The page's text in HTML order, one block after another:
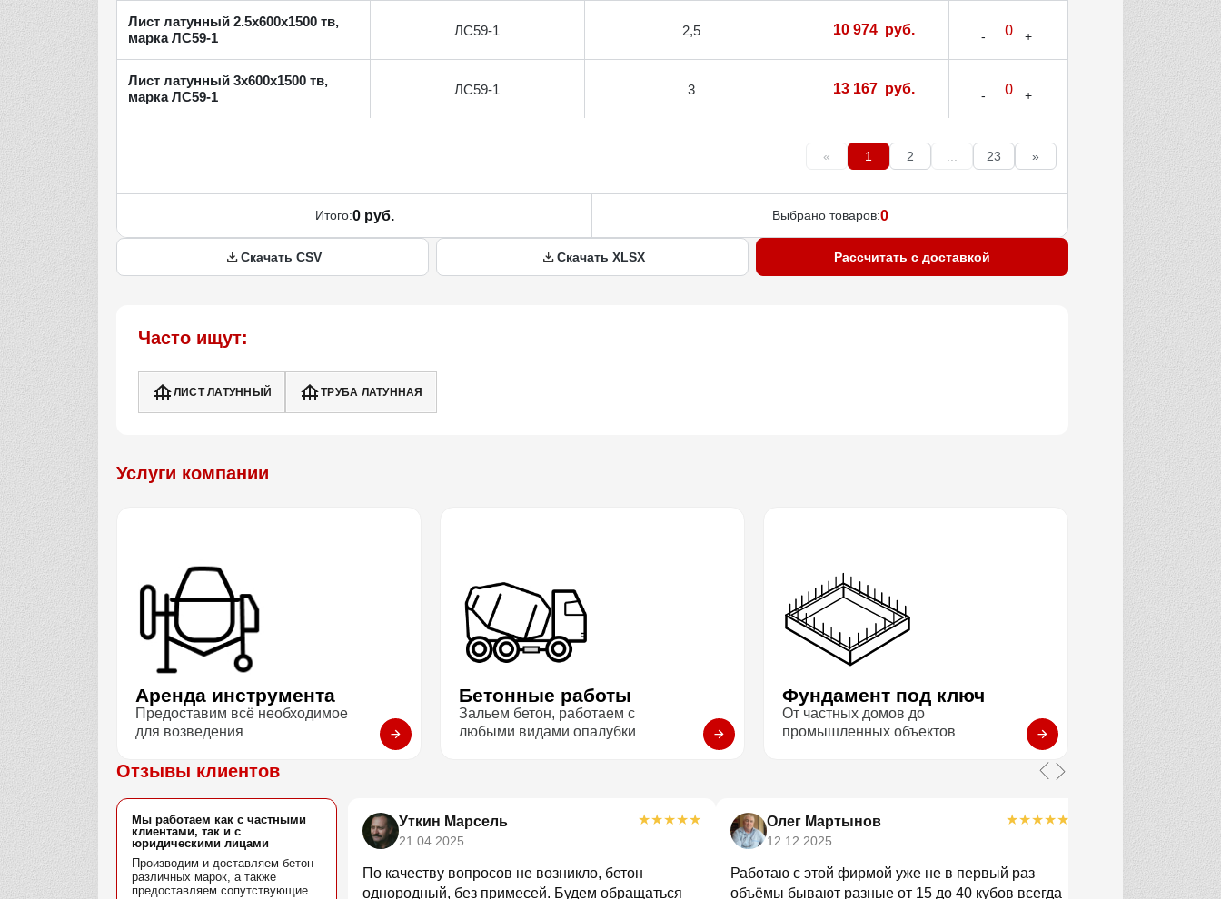
Лист латунный 2.5х600х1500 тв,
марка ЛС59-1
ЛС59-1 2,5 10 974 руб.
Лист латунный 3х600х1500 тв,
марка ЛС59-1
ЛС59-1 3 13 167 руб.
« 1 2 ... 23 »
Итого:0 руб. Выбрано товаров:0
Скачать CSV Скачать XLSX Рассчитать с доставкой
Часто ищут:
ЛИСТ ЛАТУННЫЙ ТРУБА ЛАТУННАЯ
Услуги компании
Аренда инструмента
Предоставим всё необходимое
для возведения
Бетонные работы
Зальем бетон, работаем с
любыми видами опалубки
Фундамент под ключ
От частных домов до
промышленных объектов
Отзывы клиентов
Мы работаем как с частными
клиентами, так и с
юридическими лицами
Производим и доставляем бетон
различных марок, а также
предоставляем сопутствующие
Уткин Марсель
21.04.2025
★★★★★
По качеству вопросов не возникло, бетон
однородный, без примесей. Будем обращаться
Олег Мартынов
12.12.2025
★★★★★
Работаю с этой фирмой уже не в первый раз
объёмы бывают разные от 15 до 40 кубов всегда
Филиппов
23.11.2025
В этот раз
чётко по